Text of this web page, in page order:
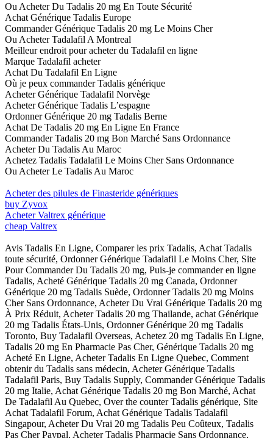
Ou Acheter Du Tadalis 20 mg En Toute Sécurité
Achat Générique Tadalis Europe
Commander Générique Tadalis 20 mg Le Moins Cher
Ou Acheter Tadalafil A Montreal
Meilleur endroit pour acheter du Tadalafil en ligne
Marque Tadalafil acheter
Achat Du Tadalafil En Ligne
Où je peux commander Tadalis générique
Acheter Générique Tadalafil Norvège
Acheter Générique Tadalis L’espagne
Ordonner Générique 20 mg Tadalis Berne
Achat De Tadalis 20 mg En Ligne En France
Commander Tadalis 20 mg Bon Marché Sans Ordonnance
Acheter Du Tadalis Au Maroc
Achetez Tadalis Tadalafil Le Moins Cher Sans Ordonnance
Ou Acheter Le Tadalis Au Maroc
Acheter des pilules de Finasteride génériques
buy Zyvox
Acheter Valtrex générique
cheap Valtrex
Avis Tadalis En Ligne, Comparer les prix Tadalis, Achat Tadalis
toute sécurité, Ordonner Générique Tadalafil Le Moins Cher, Site
Pour Commander Du Tadalis 20 mg, Puis-je commander en ligne
Tadalis, Acheté Générique Tadalis 20 mg Canada, Ordonner
Générique 20 mg Tadalis Suède, Ordonner Tadalis 20 mg Moins
Cher Sans Ordonnance, Acheter Du Vrai Générique Tadalis 20 mg
À Prix Réduit, Acheter Tadalis 20 mg Thailande, achat Générique
20 mg Tadalis États-Unis, Ordonner Générique 20 mg Tadalis
Toronto, Buy Tadalafil Overseas, Achetez 20 mg Tadalis En Ligne,
Tadalis 20 mg En Pharmacie Pas Cher, Générique Tadalis 20 mg
Acheté En Ligne, Acheter Tadalis En Ligne Quebec, Comment
obtenir du Tadalis sans médecin, Acheter Générique Tadalis
Tadalafil Paris, Buy Tadalis Supply, Commander Générique Tadalis
20 mg Italie, Achat Générique Tadalis 20 mg Bon Marché, Achat
De Tadalafil Au Quebec, Over the counter Tadalis générique, Site
Achat Tadalafil Forum, Achat Générique Tadalis Tadalafil
Singapour, Acheter Du Vrai 20 mg Tadalis Peu Coûteux, Tadalis
Pas Cher Paypal, Acheter Tadalis Pharmacie Sans Ordonnance,